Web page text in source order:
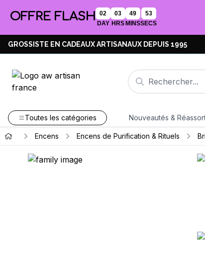
OFFRE FLASH
02
DAY
03
HRS
49
MINS
53
SECS
GROSSISTE EN CADEAUX ARTISANAUX DEPUIS 1995
Toutes les catégories Nouveautés &
Encens Encens de Purification & Rituels